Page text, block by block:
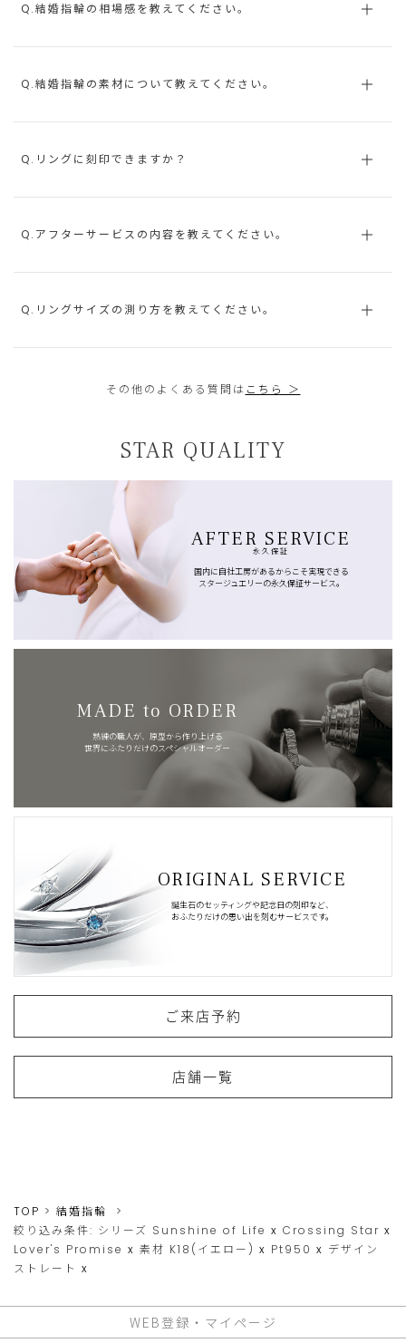
Q.結婚指輪の相場感を教えてください。
Q.結婚指輪の素材について教えてください。
Q.リングに刻印できますか？
Q.アフターサービスの内容を教えてください。
Q.リングサイズの測り方を教えてください。
その他のよくある質問は こちら ＞
STAR QUALITY
AFTER SERVICE
永久保証
国内に自社工房があるからこそ実現できる
スタージュエリーの永久保証サービス。
MADE to ORDER
熟練の職人が、原型から作り上げる
世界にふたりだけのスペシャルオーダー
ORIGINAL SERVICE
誕生石のセッティングや記念日の刻印など、
おふたりだけの思い出を刻むサービスです。
ご来店予約
店舗一覧
TOP
結婚指輪
絞り込み条件: シリーズ Sunshine of Life x Crossing Star x
Lover's Promise x 素材 K18(イエロー) x Pt950 x デザイン
ストレート x
WEB登録・マイページ